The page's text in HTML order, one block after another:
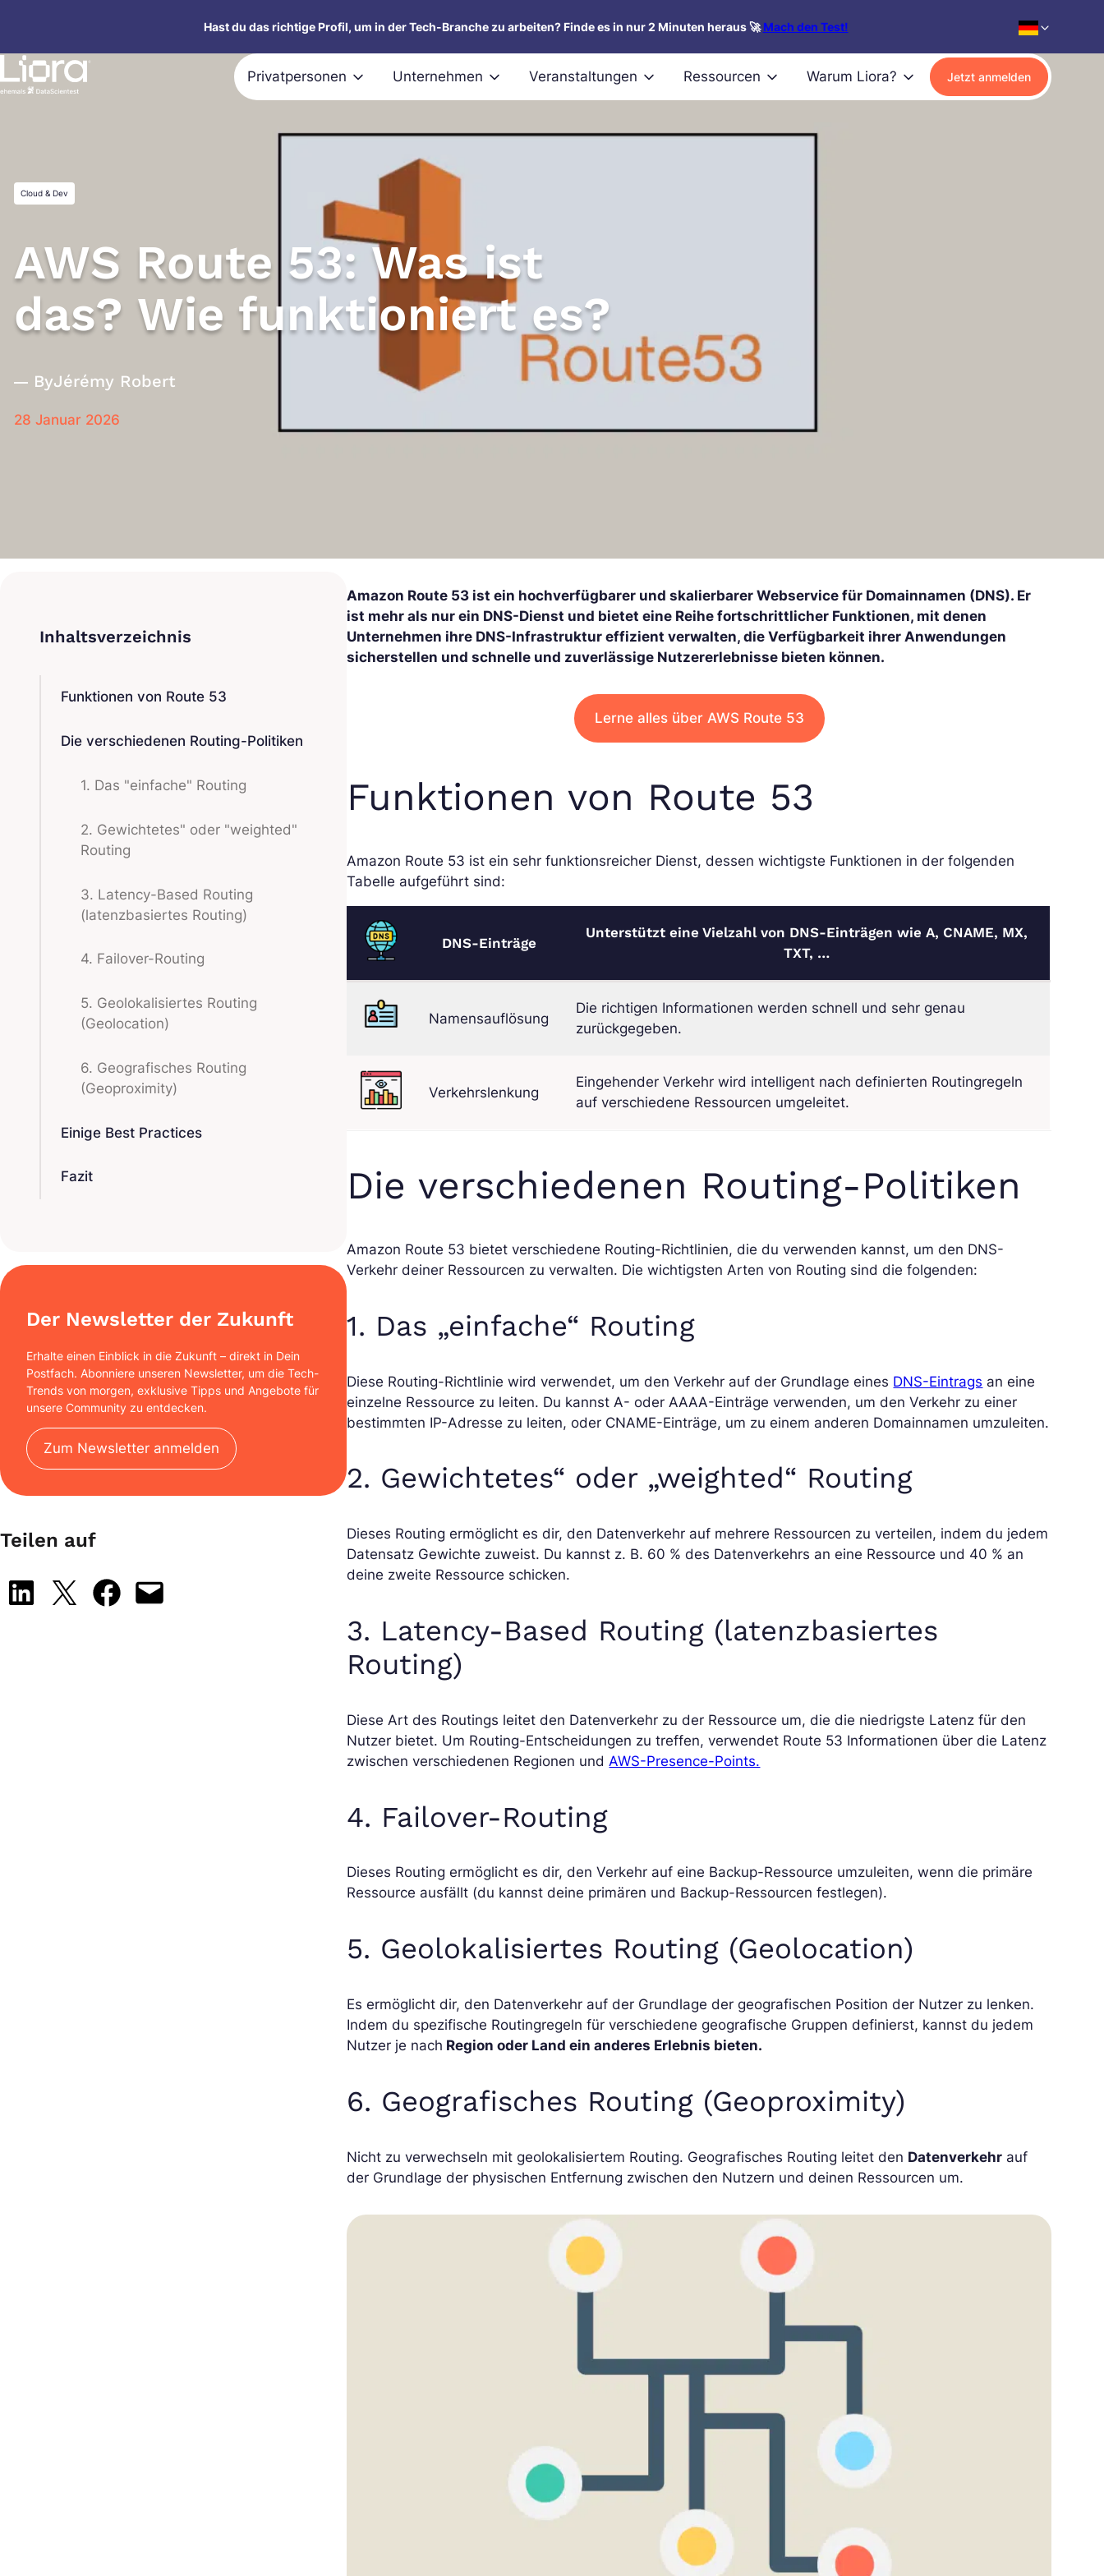
springen
Hast du das richtige Profil, um in der Tech-Branche zu arbeiten? Finde es in nur 2 Minuten heraus 🚀Mach den Test!
Privatpersonen Unternehmen Veranstaltungen Ressourcen Warum Liora? Jetzt anmelden
Cloud & Dev
AWS Route 53: Was ist
das? Wie funktioniert es?
ByJérémy Robert
28 Januar 2026
Funktionen von Route 53
Die verschiedenen Routing-Politiken
1. Das "einfache" Routing
2. Gewichtetes" oder "weighted"
Routing
3. Latency-Based Routing
(latenzbasiertes Routing)
4. Failover-Routing
5. Geolokalisiertes Routing
(Geolocation)
6. Geografisches Routing
(Geoproximity)
Einige Best Practices
Fazit
Der Newsletter der Zukunft
Erhalte einen Einblick in die Zukunft – direkt in Dein
Postfach. Abonniere unseren Newsletter, um die Tech-
Trends von morgen, exklusive Tipps und Angebote für
unsere Community zu entdecken.
Zum Newsletter anmelden
Teilen auf
Share on LinkedIn
Share on X Share on Facebook
Email this Page
Amazon Route 53 ist ein hochverfügbarer und skalierbarer Webservice für Domainnamen (DNS). Er
ist mehr als nur ein DNS-Dienst und bietet eine Reihe fortschrittlicher Funktionen, mit denen
Unternehmen ihre DNS-Infrastruktur effizient verwalten, die Verfügbarkeit ihrer Anwendungen
sicherstellen und schnelle und zuverlässige Nutzererlebnisse bieten können.
Lerne alles über AWS Route 53
Funktionen von Route 53
Amazon Route 53 ist ein sehr funktionsreicher Dienst, dessen wichtigste Funktionen in der folgenden
Tabelle aufgeführt sind:
DNS-Einträge
Unterstützt eine Vielzahl von DNS-Einträgen wie A, CNAME, MX,
TXT, …
Namensauflösung
Die richtigen Informationen werden schnell und sehr genau
zurückgegeben.
Verkehrslenkung
Eingehender Verkehr wird intelligent nach definierten Routingregeln
auf verschiedene Ressourcen umgeleitet.
Die verschiedenen Routing-Politiken
Amazon Route 53 bietet verschiedene Routing-Richtlinien, die du verwenden kannst, um den DNS-
Verkehr deiner Ressourcen zu verwalten. Die wichtigsten Arten von Routing sind die folgenden:
1. Das „einfache“ Routing
Diese Routing-Richtlinie wird verwendet, um den Verkehr auf der Grundlage eines DNS-Eintrags an eine
einzelne Ressource zu leiten. Du kannst A- oder AAAA-Einträge verwenden, um den Verkehr zu einer
bestimmten IP-Adresse zu leiten, oder CNAME-Einträge, um zu einem anderen Domainnamen umzuleiten.
2. Gewichtetes“ oder „weighted“ Routing
Dieses Routing ermöglicht es dir, den Datenverkehr auf mehrere Ressourcen zu verteilen, indem du jedem
Datensatz Gewichte zuweist. Du kannst z. B. 60 % des Datenverkehrs an eine Ressource und 40 % an
deine zweite Ressource schicken.
3. Latency-Based Routing (latenzbasiertes
Routing)
Diese Art des Routings leitet den Datenverkehr zu der Ressource um, die die niedrigste Latenz für den
Nutzer bietet. Um Routing-Entscheidungen zu treffen, verwendet Route 53 Informationen über die Latenz
zwischen verschiedenen Regionen und AWS-Presence-Points.
4. Failover-Routing
Dieses Routing ermöglicht es dir, den Verkehr auf eine Backup-Ressource umzuleiten, wenn die primäre
Ressource ausfällt (du kannst deine primären und Backup-Ressourcen festlegen).
5. Geolokalisiertes Routing (Geolocation)
Es ermöglicht dir, den Datenverkehr auf der Grundlage der geografischen Position der Nutzer zu lenken.
Indem du spezifische Routingregeln für verschiedene geografische Gruppen definierst, kannst du jedem
Nutzer je nach Region oder Land ein anderes Erlebnis bieten.
6. Geografisches Routing (Geoproximity)
Nicht zu verwechseln mit geolokalisiertem Routing. Geografisches Routing leitet den Datenverkehr auf
der Grundlage der physischen Entfernung zwischen den Nutzern und deinen Ressourcen um.